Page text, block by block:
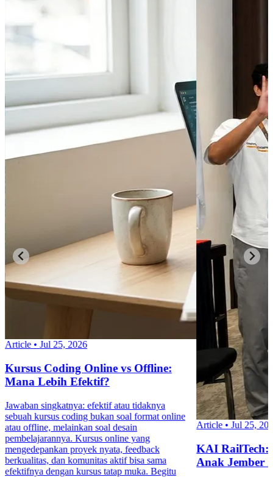
Article • Jul 25, 2026
Kursus Coding Online vs Offline:
Mana Lebih Efektif?
Jawaban singkatnya: efektif atau tidaknya
sebuah kursus coding bukan soal format online
atau offline, melainkan soal desain
pembelajarannya. Kursus online yang
mengedepankan proyek nyata, feedback
berkualitas, dan komunitas aktif bisa sama
efektifnya dengan kursus tatap muka. Begitu
Article • Jul 25,
KAI RailTech:
Anak Jember